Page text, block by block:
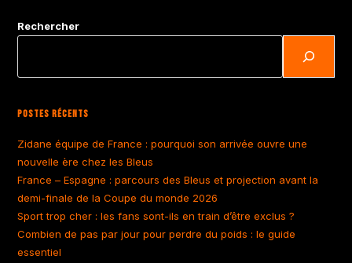
Rechercher
Postes Récents
Zidane équipe de France : pourquoi son arrivée ouvre une
nouvelle ère chez les Bleus
France – Espagne : parcours des Bleus et projection avant la
demi-finale de la Coupe du monde 2026
Sport trop cher : les fans sont-ils en train d’être exclus ?
Combien de pas par jour pour perdre du poids : le guide
essentiel